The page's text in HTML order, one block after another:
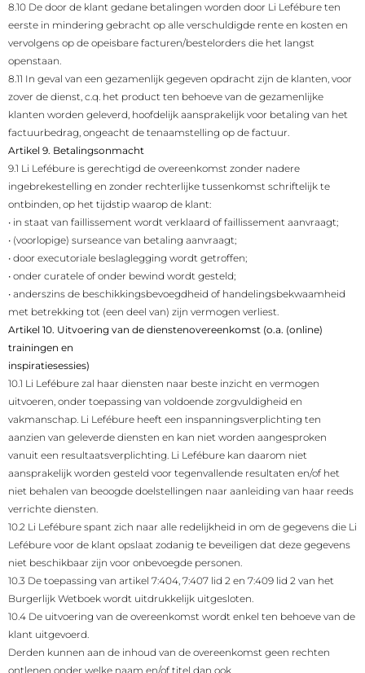
8.10 De door de klant gedane betalingen worden door Li Lefébure ten
eerste in mindering gebracht op alle verschuldigde rente en kosten en
vervolgens op de opeisbare facturen/bestelorders die het langst
openstaan.
8.11 In geval van een gezamenlijk gegeven opdracht zijn de klanten, voor
zover de dienst, c.q. het product ten behoeve van de gezamenlijke
klanten worden geleverd, hoofdelijk aansprakelijk voor betaling van het
factuurbedrag, ongeacht de tenaamstelling op de factuur.
Artikel 9. Betalingsonmacht
9.1 Li Lefébure is gerechtigd de overeenkomst zonder nadere
ingebrekestelling en zonder rechterlijke tussenkomst schriftelijk te
ontbinden, op het tijdstip waarop de klant:
• in staat van faillissement wordt verklaard of faillissement aanvraagt;
• (voorlopige) surseance van betaling aanvraagt;
• door executoriale beslaglegging wordt getroffen;
• onder curatele of onder bewind wordt gesteld;
• anderszins de beschikkingsbevoegdheid of handelingsbekwaamheid
met betrekking tot (een deel van) zijn vermogen verliest.
Artikel 10. Uitvoering van de dienstenovereenkomst (o.a. (online)
trainingen en
inspiratiesessies)
10.1 Li Lefébure zal haar diensten naar beste inzicht en vermogen
uitvoeren, onder toepassing van voldoende zorgvuldigheid en
vakmanschap. Li Lefébure heeft een inspanningsverplichting ten
aanzien van geleverde diensten en kan niet worden aangesproken
vanuit een resultaatsverplichting. Li Lefébure kan daarom niet
aansprakelijk worden gesteld voor tegenvallende resultaten en/of het
niet behalen van beoogde doelstellingen naar aanleiding van haar reeds
verrichte diensten.
10.2 Li Lefébure spant zich naar alle redelijkheid in om de gegevens die Li
Lefébure voor de klant opslaat zodanig te beveiligen dat deze gegevens
niet beschikbaar zijn voor onbevoegde personen.
10.3 De toepassing van artikel 7:404, 7:407 lid 2 en 7:409 lid 2 van het
Burgerlijk Wetboek wordt uitdrukkelijk uitgesloten.
10.4 De uitvoering van de overeenkomst wordt enkel ten behoeve van de
klant uitgevoerd.
Derden kunnen aan de inhoud van de overeenkomst geen rechten
ontlenen onder welke naam en/of titel dan ook.